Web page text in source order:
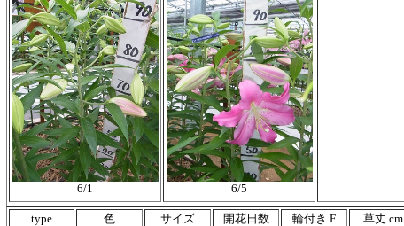
6/1 6/5
type 色 サイズ 開花日数 輪付き F 草丈 cm